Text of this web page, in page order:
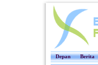
Depan Berita